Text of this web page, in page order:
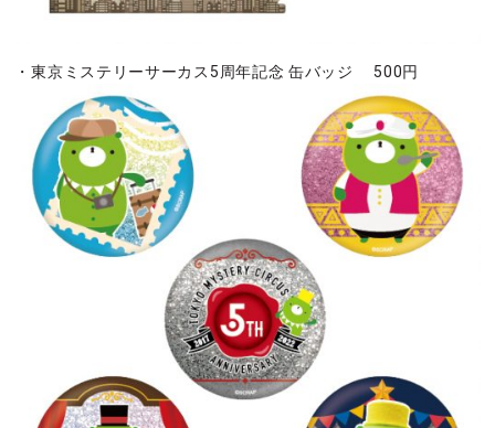
・東京ミステリーサーカス5周年記念 缶バッジ 500円